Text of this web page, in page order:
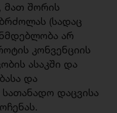
მათ შორის
(სადაც
არ
კონვენციის
ასაკში და
და
დაცვისა